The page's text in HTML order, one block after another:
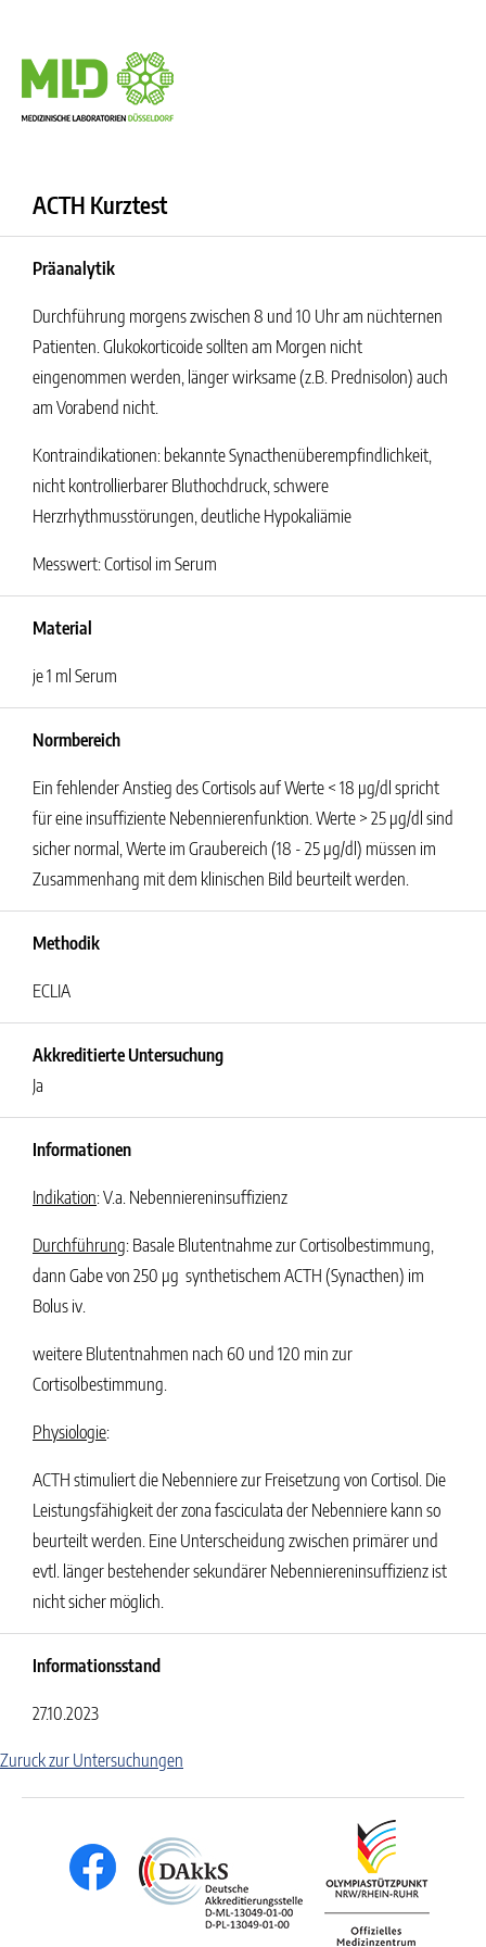
ACTH Kurztest
Präanalytik
Durchführung morgens zwischen 8 und 10 Uhr am nüchternen
Patienten. Glukokorticoide sollten am Morgen nicht
eingenommen werden, länger wirksame (z.B. Prednisolon) auch
am Vorabend nicht.
Kontraindikationen: bekannte Synacthenüberempfindlichkeit,
nicht kontrollierbarer Bluthochdruck, schwere
Herzrhythmusstörungen, deutliche Hypokaliämie
Messwert: Cortisol im Serum
Material
je 1 ml Serum
Normbereich
Ein fehlender Anstieg des Cortisols auf Werte < 18 µg/dl spricht
für eine insuffiziente Nebennierenfunktion. Werte > 25 µg/dl sind
sicher normal, Werte im Graubereich (18 - 25 µg/dl) müssen im
Zusammenhang mit dem klinischen Bild beurteilt werden.
Methodik
ECLIA
Akkreditierte Untersuchung
Ja
Informationen
Indikation: V.a. Nebenniereninsuffizienz
Durchführung: Basale Blutentnahme zur Cortisolbestimmung,
dann Gabe von 250 µg synthetischem ACTH (Synacthen) im
Bolus iv.
weitere Blutentnahmen nach 60 und 120 min zur
Cortisolbestimmung.
Physiologie:
ACTH stimuliert die Nebenniere zur Freisetzung von Cortisol. Die
Leistungsfähigkeit der zona fasciculata der Nebenniere kann so
beurteilt werden. Eine Unterscheidung zwischen primärer und
evtl. länger bestehender sekundärer Nebenniereninsuffizienz ist
nicht sicher möglich.
Informationsstand
27.10.2023
Zuruck zur Untersuchungen